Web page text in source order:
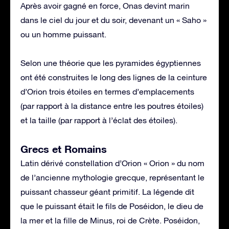
Après avoir gagné en force, Onas devint marin
dans le ciel du jour et du soir, devenant un « Saho »
ou un homme puissant.
Selon une théorie que les pyramides égyptiennes
ont été construites le long des lignes de la ceinture
d’Orion trois étoiles en termes d’emplacements
(par rapport à la distance entre les poutres étoiles)
et la taille (par rapport à l’éclat des étoiles).
Grecs et Romains
Latin dérivé constellation d’Orion « Orion » du nom
de l’ancienne mythologie grecque, représentant le
puissant chasseur géant primitif. La légende dit
que le puissant était le fils de Poséidon, le dieu de
la mer et la fille de Minus, roi de Crète. Poséidon,